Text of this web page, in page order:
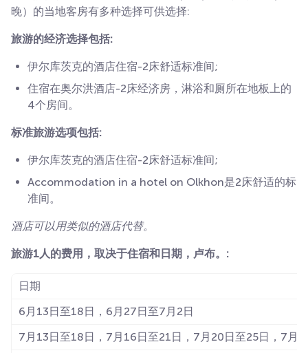
晚）的当地客房有多种选择可供选择:
旅游的经济选择包括:
伊尔库茨克的酒店住宿-2床舒适标准间;
住宿在奥尔洪酒店-2床经济房，淋浴和厕所在地板上的
4个房间。
标准旅游选项包括:
伊尔库茨克的酒店住宿-2床舒适标准间;
Accommodation in a hotel on Olkhon是2床舒适的标
准间。
酒店可以用类似的酒店代替。
旅游1人的费用，取决于住宿和日期，卢布。:
日期
6月13日至18日，6月27日至7月2日
7月13日至18日，7月16日至21日，7月20日至25日，7